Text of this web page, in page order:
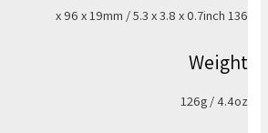
136 x 96 x 19mm / 5.3 x 3.8 x 0.7inch
Weight
126g / 4.4oz